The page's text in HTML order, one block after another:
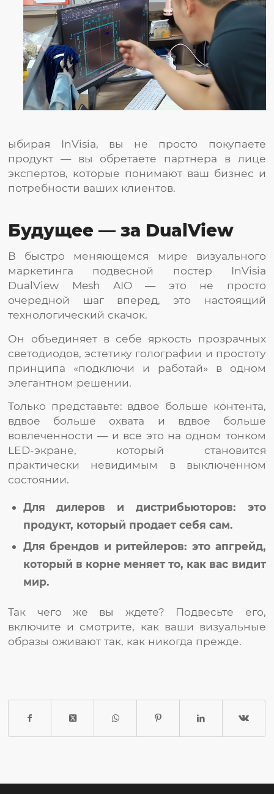
ыбирая InVisia, вы не просто покупаете
продукт — вы обретаете партнера в лице
экспертов, которые понимают ваш бизнес и
потребности ваших клиентов.
Будущее — за DualView
В быстро меняющемся мире визуального
маркетинга подвесной постер InVisia
DualView Mesh AIO — это не просто
очередной шаг вперед, это настоящий
технологический скачок.
Он объединяет в себе яркость прозрачных
светодиодов, эстетику голографии и простоту
принципа «подключи и работай» в одном
элегантном решении.
Только представьте: вдвое больше контента,
вдвое больше охвата и вдвое больше
вовлеченности — и все это на одном тонком
LED-экране, который становится
практически невидимым в выключенном
состоянии.
Для дилеров и дистрибьюторов: это
продукт, который продает себя сам.
Для брендов и ритейлеров: это апгрейд,
который в корне меняет то, как вас видит
мир.
Так чего же вы ждете? Подвесьте его,
включите и смотрите, как ваши визуальные
образы оживают так, как никогда прежде.